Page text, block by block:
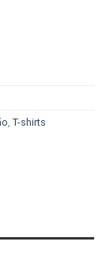
T-shirts